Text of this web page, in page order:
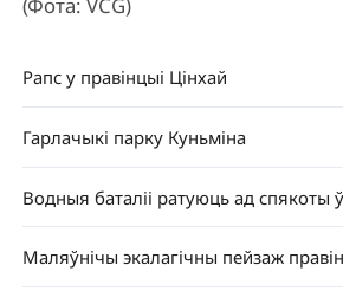
(Фота: VCG)
Рапс у правінцыі Цінхай
Гарлачыкі парку Куньміна
Водныя баталіі ратуюць ад спякоты
Маляўнічы экалагічны пейзаж